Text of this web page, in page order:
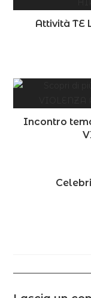
Attività TE
Incontro